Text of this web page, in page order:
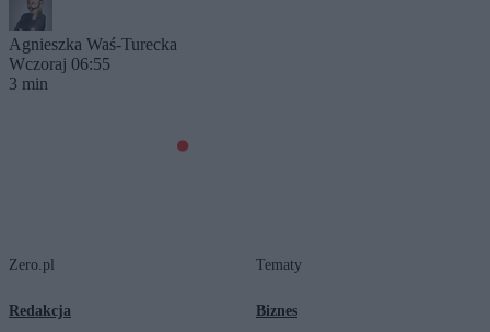
Agnieszka Waś-Turecka
Wczoraj 06:55
3 min
Zero.pl
Redakcja
Tematy
Biznes